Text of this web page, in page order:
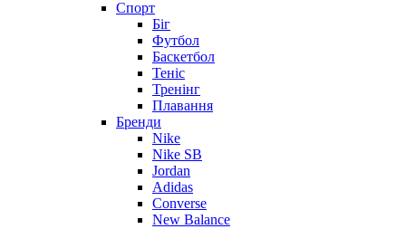
Спорт
Біг
Футбол
Баскетбол
Теніс
Тренінг
Плавання
Бренди
Nike
Nike SB
Jordan
Adidas
Converse
New Balance